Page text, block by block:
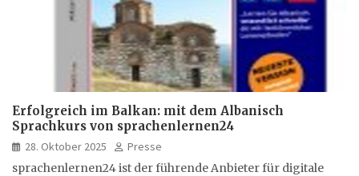
Erfolgreich im Balkan: mit dem Albanisch
Sprachkurs von sprachenlernen24
28. Oktober 2025
Presse
sprachenlernen24 ist der führende Anbieter für digitale